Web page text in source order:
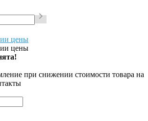

цены
цены
при снижении стоимости товара на